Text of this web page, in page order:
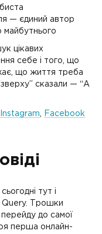
— єдиний автор
майбутнього
цікавих
себе і того, що
що життя треба
сказали — “А
Instagram Facebook
тут і
Query. Трошки
до самої
перша онлайн-